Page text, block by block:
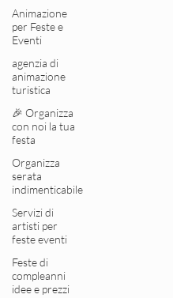
Animazione
per Feste e
Eventi
agenzia di
animazione
turistica
🎉 Organizza
con noi la tua
festa
Organizza
serata
indimenticabile
Servizi di
artisti per
feste eventi
Feste di
compleanni
idee e prezzi